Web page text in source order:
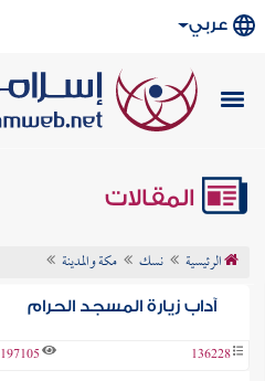
عربي
المقالات
الرئيسية نسك مكة والمدينة
آداب زيارة المسجد الحرام
136228
197105